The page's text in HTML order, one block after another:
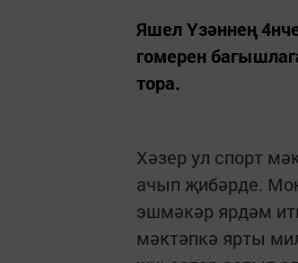
Яшел Үзәннең
гомерен
тора.
Хәзер ул спорт
ачып җибәрде.
эшмәкәр ярдәм
мәктәпкә ярты